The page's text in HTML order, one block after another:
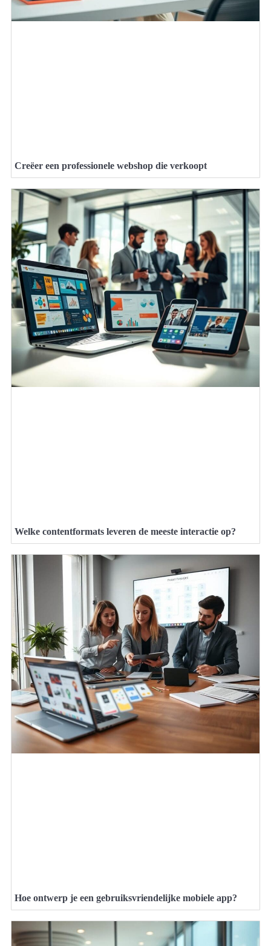
Creëer een professionele webshop die verkoopt
Welke contentformats leveren de meeste interactie op?
Hoe ontwerp je een gebruiksvriendelijke mobiele app?